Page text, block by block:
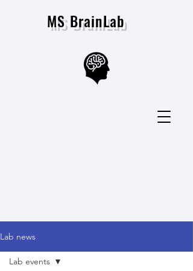
MS BrainLab
Lab news
Lab events